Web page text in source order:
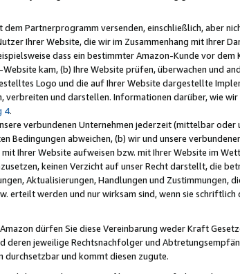
Partnerprogramm versenden, einschließlich, aber
Ihrer Website, die wir im Zusammenhang mit Ihrer
dass ein bestimmter Amazon-Kunde vor
kam, (b) Ihre Website prüfen, überwachen und
Logo und die auf Ihrer Website dargestellte
verbreiten und darstellen. Informationen darüber, wie
4.
verbundenen Unternehmen jederzeit (mittelbar
Bedingungen abweichen, (b) wir und unsere
Ihrer Website aufweisen bzw. mit Ihrer Website im
keinen Verzicht auf unser Recht darstellt, die
Aktualisierungen, Handlungen und Zustimmungen,
erteilt werden und nur wirksam sind, wenn sie
dürfen Sie diese Vereinbarung weder Kraft
deren jeweilige Rechtsnachfolger und
und kommt diesen zugute.